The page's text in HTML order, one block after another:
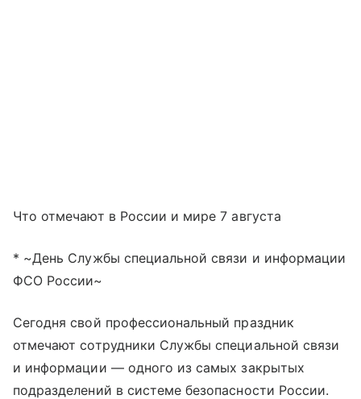
Что отмечают в России и мире 7 августа
* ~День Службы специальной связи и информации
ФСО России~
Сегодня свой профессиональный праздник
отмечают сотрудники Службы специальной связи
и информации — одного из самых закрытых
подразделений в системе безопасности России.